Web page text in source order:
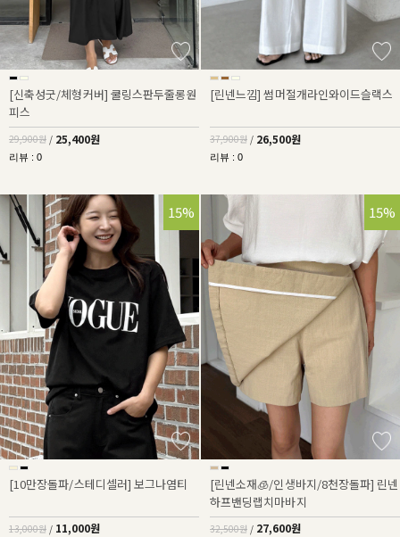
[신축성굿/체형커버] 쿨링스판두줄롱원
피스
29,900원 / 25,400원
리뷰 : 0
[린넨느낌] 썸머절개라인와이드슬랙스
37,900원 / 26,500원
리뷰 : 0
15%
[10만장돌파/스테디셀러] 보그나염티
13,000원 / 11,000원
15%
[린넨소재🧊/인생바지/8천장돌파] 린넨
하프밴딩랩치마바지
32,500원 / 27,600원